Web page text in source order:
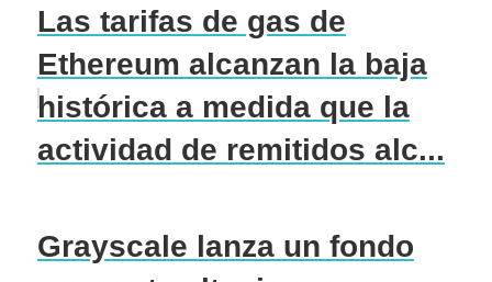
Las tarifas de gas de
Ethereum alcanzan la baja
histórica a medida que la
actividad de remitidos alc...
Grayscale lanza un fondo